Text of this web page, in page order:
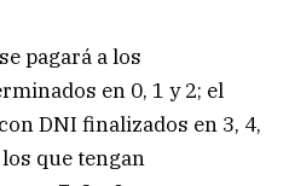
pagará a los
en 0, 1 y 2; el
DNI finalizados en 3, 4,
que tengan